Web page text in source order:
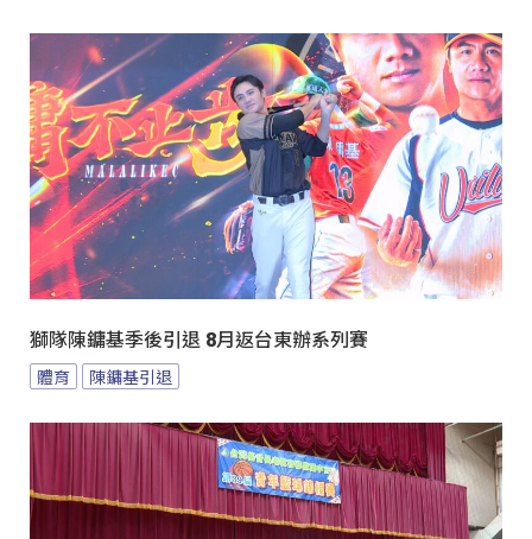
獅隊陳鏞基季後引退 8月返台東辦系列賽
體育 陳鏞基引退